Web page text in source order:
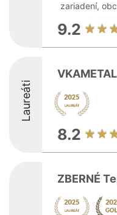
zariadení,
9.2
Laureáti
8.2
ZBERNÉ